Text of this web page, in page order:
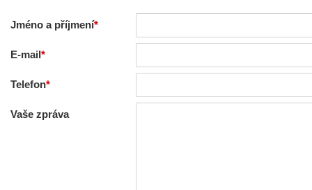
Jméno a příjmení
E-mail
Telefon
Vaše zpráva